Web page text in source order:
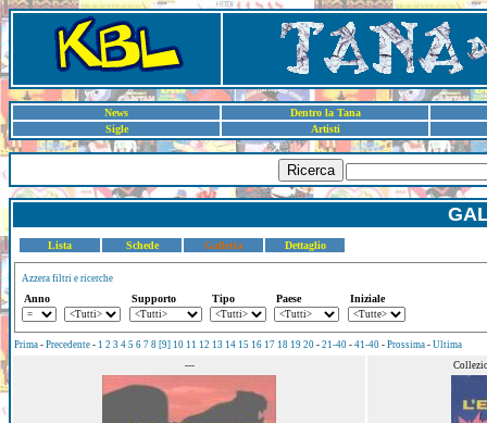
News
Dentro la Tana
Sigle
Artisti
Ricerca
Lista Schede Galleria Dettaglio
Azzera filtri e ricerche
Anno Supporto Tipo Paese Iniziale
Prima - Precedente - 1 2 3 4 5 6 7 8 [9] 10 11 12 13 14 15 16 17 18 19 20 - 21-40 - 41-40 - Prossima - Ultima
---